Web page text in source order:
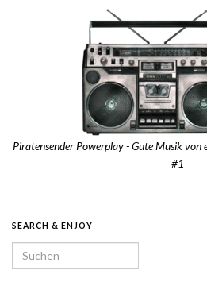
Piratensender Powerplay - Gute Musik von
#1
SEARCH & ENJOY
Search for: